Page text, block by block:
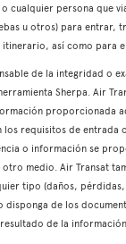
cualquier persona que
u otros) para entrar,
itinerario, así como para
de la integridad o
Sherpa. Air
proporcionada
los requisitos de entrada
o información se
medio. Air Transat
tipo (daños,
disponga de los
de la